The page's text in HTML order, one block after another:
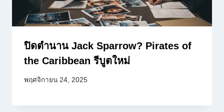
ปิดตำนาน Jack Sparrow? Pirates of
the Caribbean รีบูตใหม่
พฤศจิกายน 24, 2025